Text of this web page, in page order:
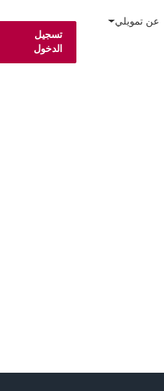
عن تمويلي
تسجيل
الدخول